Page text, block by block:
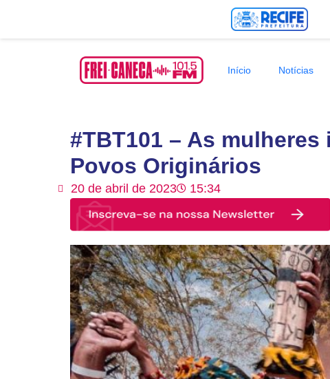
Início Notícias
#TBT101 – As
Povos Originários
20 de abril de 2023 15:34